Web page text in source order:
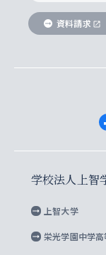
Futures
総合人間
経済学
グローバ
アメリカ
メディ
水稀少
先進機
企業の
学費・奨学
学部入
国によ
大学院生
海外留
ダイバ
上智大学の
父母・
学外との
上智大学
上智大
英文広
上智大学
上智大
上智大
上智大学
上智大学
上智大
キャンパ
資料請求
学校法人上智
上智大学
栄光学園中学